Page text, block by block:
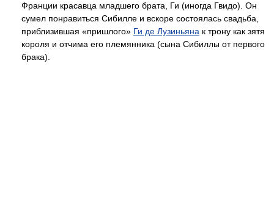
Франции красавца младшего брата, Ги (иногда Гвидо). Он
сумел понравиться Сибилле и вскоре состоялась свадьба,
приблизившая «пришлого» Ги де Лузиньяна к трону как зятя
короля и отчима его племянника (сына Сибиллы от первого
брака).